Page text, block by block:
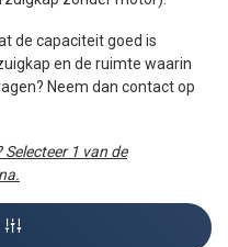
de capaciteit goed is
en de ruimte waarin
Neem dan contact op
1 van de